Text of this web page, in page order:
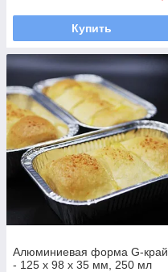
Купить
Алюминиевая форма G-край
- 125 х 98 х 35 мм, 250 мл